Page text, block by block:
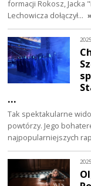
formacji Rokosz, Jacka
Lechowicza dołączył…
…
Tak spektakularne
powtórzy. Jego
najpopularniejszych